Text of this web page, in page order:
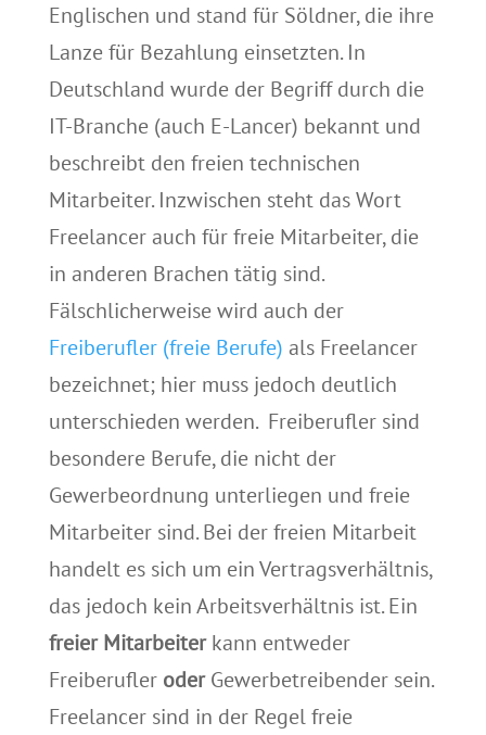
Englischen und stand für Söldner, die ihre
Lanze für Bezahlung einsetzten. In
Deutschland wurde der Begriff durch die
IT-Branche (auch E-Lancer) bekannt und
beschreibt den freien technischen
Mitarbeiter. Inzwischen steht das Wort
Freelancer auch für freie Mitarbeiter, die
in anderen Brachen tätig sind.
Fälschlicherweise wird auch der
Freiberufler (freie Berufe) als Freelancer
bezeichnet; hier muss jedoch deutlich
unterschieden werden. Freiberufler sind
besondere Berufe, die nicht der
Gewerbeordnung unterliegen und freie
Mitarbeiter sind. Bei der freien Mitarbeit
handelt es sich um ein Vertragsverhältnis,
das jedoch kein Arbeitsverhältnis ist. Ein
freier Mitarbeiterkann entweder
Freiberufler oderGewerbetreibender sein.
Freelancer sind in der Regel freie